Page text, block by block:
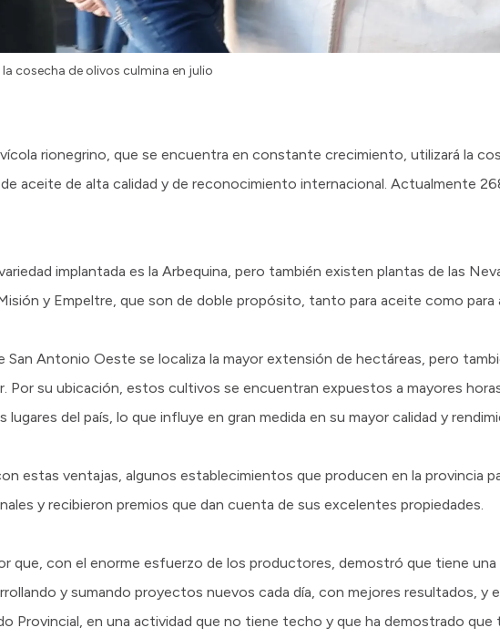
la cosecha de olivos culmina en julio
rionegrino, que se encuentra en constante crecimiento, utilizará la
aceite de alta calidad y de reconocimiento internacional. Actualmente
implantada es la Arbequina, pero también existen plantas de las
y Empeltre, que son de doble propósito, tanto para aceite como para
San Antonio Oeste se localiza la mayor extensión de hectáreas, pero
Por su ubicación, estos cultivos se encuentran expuestos a mayores
lugares del país, lo que influye en gran medida en su mayor calidad y
estas ventajas, algunos establecimientos que producen en la provincia
y recibieron premios que dan cuenta de sus excelentes propiedades.
que, con el enorme esfuerzo de los productores, demostró que tiene una
y sumando proyectos nuevos cada día, con mejores resultados, y
Provincial, en una actividad que no tiene techo y que ha demostrado que